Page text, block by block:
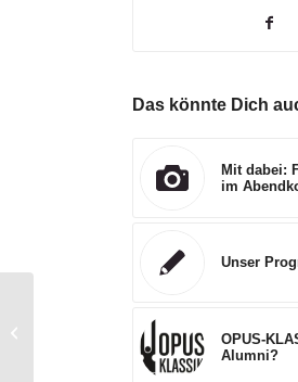
Das könnte Dich
Mit dabei:
im
Unser
OPUS-
Alumni?
8.12.2017: Sonderkonzert ARD-